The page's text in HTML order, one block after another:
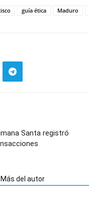
guía ética Maduro
Santa registró
Más del autor